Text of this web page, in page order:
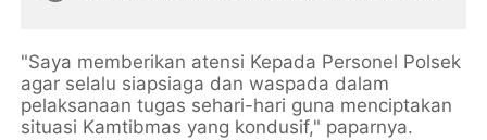
"Saya memberikan atensi Kepada Personel Polsek
agar selalu siapsiaga dan waspada dalam
pelaksanaan tugas sehari-hari guna menciptakan
situasi Kamtibmas yang kondusif," paparnya.